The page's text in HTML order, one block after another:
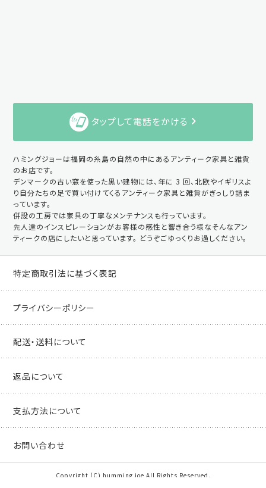
タップして電話をかける
ハミングジョーは福岡の糸島の自然の中にあるアンティーク家具と雑貨
のお店です。
デンマークの古い窓を使った黒い建物には、年に 3 回、北欧やイギリスよ
り自分たちの足で買い付けてくるアンティーク家具と雑貨がぎっしり詰ま
っています。
併設の工房では家具の丁寧なメンテナンスも行っています。
先人達のインスピレーションがお客様の感性と響き合う様なそんなアン
ティークの店にしたいと思っています。 どうぞごゆっくりお過しください。
特定商取引法に基づく表記
プライバシーポリシー
配送・送料について
返品について
支払方法について
お問い合わせ
Copyright (C) humming joe All Rights Reserved.